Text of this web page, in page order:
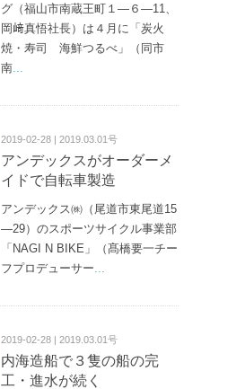
グ（福山市南蔵王町１—６—11、
岡﨑真悟社長）は４月に「炭火
焼・寿司 海鮮つるべ」（同市
南
2019-02-28 | 2019.03.01号
アンデックスがオーダーメ
イドで自転車製造
アンデックス㈱（尾道市東尾道15
—29）のスポーツサイクル事業部
「NAGI N BIKE」（髙橋要一チー
フプロデューサー
2019-02-28 | 2019.03.01号
内海造船で３隻の船の完
工・進水が続く